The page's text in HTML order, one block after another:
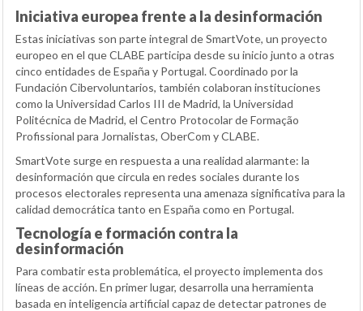
Iniciativa europea frente a la desinformación
Estas iniciativas son parte integral de SmartVote, un proyecto
europeo en el que CLABE participa desde su inicio junto a otras
cinco entidades de España y Portugal. Coordinado por la
Fundación Cibervoluntarios, también colaboran instituciones
como la Universidad Carlos III de Madrid, la Universidad
Politécnica de Madrid, el Centro Protocolar de Formação
Profissional para Jornalistas, OberCom y CLABE.
SmartVote surge en respuesta a una realidad alarmante: la
desinformación que circula en redes sociales durante los
procesos electorales representa una amenaza significativa para la
calidad democrática tanto en España como en Portugal.
Tecnología e formación contra la
desinformación
Para combatir esta problemática, el proyecto implementa dos
líneas de acción. En primer lugar, desarrolla una herramienta
basada en inteligencia artificial capaz de detectar patrones de